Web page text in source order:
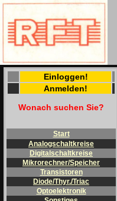
Einloggen!
Anmelden!
Wonach suchen Sie?
Start
Analogschaltkreise
Digitalschaltkreise
Mikrorechner/Speicher
Transistoren
Diode/Thyr./Triac
Optoelektronik